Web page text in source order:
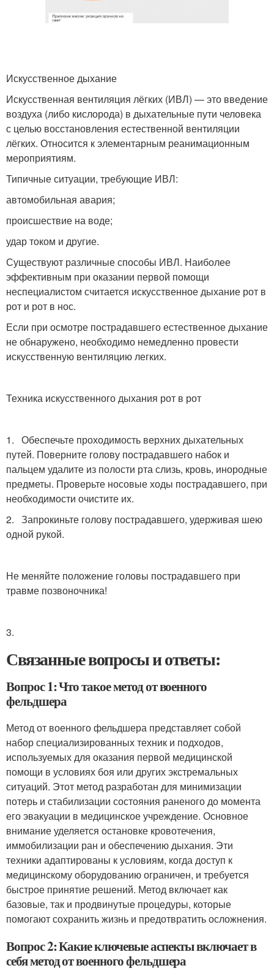
Искусственное дыхание
Искусственная вентиляция лёгких (ИВЛ) — это введение
воздуха (либо кислорода) в дыхательные пути человека
с целью восстановления естественной вентиляции
лёгких. Относится к элементарным реанимационным
мероприятиям.
Типичные ситуации, требующие ИВЛ:
автомобильная авария;
происшествие на воде;
удар током и другие.
Существуют различные способы ИВЛ. Наиболее
эффективным при оказании первой помощи
неспециалистом считается искусственное дыхание рот в
рот и рот в нос.
Если при осмотре пострадавшего естественное дыхание
не обнаружено, необходимо немедленно провести
искусственную вентиляцию легких.
Техника искусственного дыхания рот в рот
1. Обеспечьте проходимость верхних дыхательных
путей. Поверните голову пострадавшего набок и
пальцем удалите из полости рта слизь, кровь, инородные
предметы. Проверьте носовые ходы пострадавшего, при
необходимости очистите их.
2. Запрокиньте голову пострадавшего, удерживая шею
одной рукой.
Не меняйте положение головы пострадавшего при
травме позвоночника!
3.
Связанные вопросы и ответы:
Вопрос 1: Что такое метод от военного
фельдшера
Метод от военного фельдшера представляет собой
набор специализированных техник и подходов,
используемых для оказания первой медицинской
помощи в условиях боя или других экстремальных
ситуаций. Этот метод разработан для минимизации
потерь и стабилизации состояния раненого до момента
его эвакуации в медицинское учреждение. Основное
внимание уделяется остановке кровотечения,
иммобилизации ран и обеспечению дыхания. Эти
техники адаптированы к условиям, когда доступ к
медицинскому оборудованию ограничен, и требуется
быстрое принятие решений. Метод включает как
базовые, так и продвинутые процедуры, которые
помогают сохранить жизнь и предотвратить осложнения.
Вопрос 2: Какие ключевые аспекты включает в
себя метод от военного фельдшера